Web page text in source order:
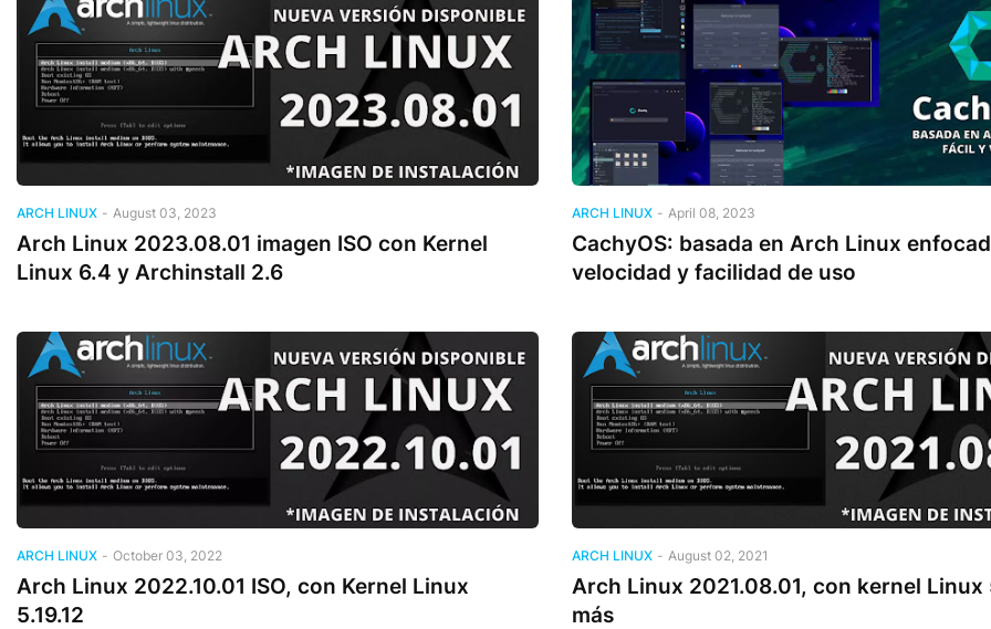
ARCH LINUX - August 03, 2023
Arch Linux 2023.08.01 imagen ISO con Kernel
Linux 6.4 y Archinstall 2.6
ARCH LINUX - April 08, 2023
CachyOS: basada en Arch Linux
velocidad y facilidad de uso
ARCH LINUX - October 03, 2022
Arch Linux 2022.10.01 ISO, con Kernel Linux
5.19.12
ARCH LINUX - August 02, 2021
Arch Linux 2021.08.01, con kernel Linux
más